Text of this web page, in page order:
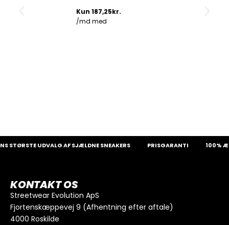
STØRSTE UDVALG AF SJÆLDNE SNEAKERS PRISGARANTI 100%
KONTAKT OS
Streetwear Evolution ApS
Fjortenskæppevej 9 (Afhentning efter aftale)
4000 Roskilde